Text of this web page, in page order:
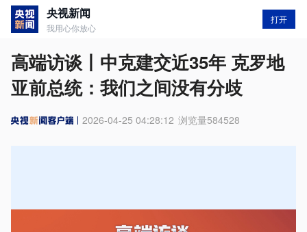
央视新闻
我用心你放心
打开
高端访谈丨中克建交近35年 克罗地
亚前总统：我们之间没有分歧
2026-04-25 04:28:12 浏览量584528